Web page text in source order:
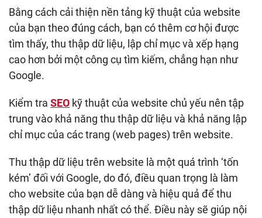
Bằng cách cải thiện nền tảng kỹ thuật của website
của bạn theo đúng cách, bạn có thêm cơ hội được
tìm thấy, thu thập dữ liệu, lập chỉ mục và xếp hạng
cao hơn bởi một công cụ tìm kiếm, chẳng hạn như
Google.
Kiểm tra SEO kỹ thuật của website chủ yếu nên tập
trung vào khả năng thu thập dữ liệu và khả năng lập
chỉ mục của các trang (web pages) trên website.
Thu thập dữ liệu trên website là một quá trình ‘tốn
kém’ đối với Google, do đó, điều quan trọng là làm
cho website của bạn dễ dàng và hiệu quả để thu
thập dữ liệu nhanh nhất có thể. Điều này sẽ giúp nội